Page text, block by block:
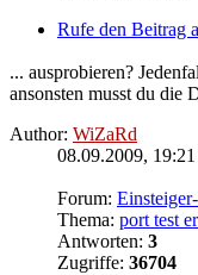
Rufe den Beitrag
... ausprobieren?
ansonsten musst du die
Author: WiZaRd
08.09.2009, 19:21
Forum:
Thema: port test
Antworten: 3
Zugriffe: 36704